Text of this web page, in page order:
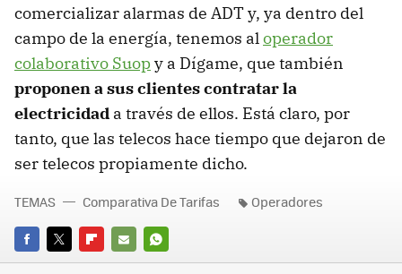
comercializar alarmas de ADT y, ya dentro del
campo de la energía, tenemos aloperador
colaborativo Suopy a Dígame, que también
proponen a sus clientes contratar la
electricidad a través de ellos. Está claro, por
tanto, que las telecos hace tiempo que dejaron de
ser telecos propiamente dicho.
FACEBOOK
TWITTERFLIPBOARD
E-
WHATSAPP
TEMAS Comparativa De Tarifas Operadores